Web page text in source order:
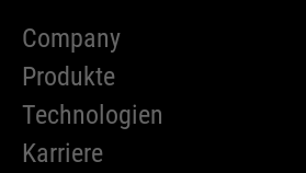
Company
Produkte
Technologien
Karriere